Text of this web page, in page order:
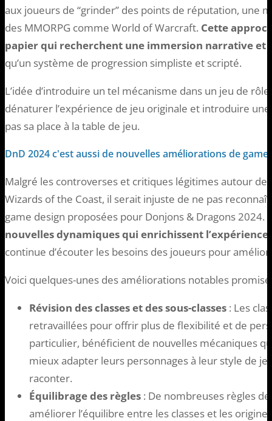
aux joueurs de “grinder” des points de réputation, une
des MMORPG comme World of Warcraft. Cette
papier qui recherchent une immersion narrative et
qu’un système de progression simpliste et scripté.
L’idée d’introduire un tel mécanisme dans un jeu de
dénaturer l’expérience de jeu originale et introduire
pas sa place à la table de jeu.
DnD 2024 c'est aussi de nouvelles améliorations de game
Malgré les controverses et critiques légitimes autour
Wizards of the Coast, il serait injuste de ne pas
game design proposées pour Donjons & Dragons 2024.
nouvelles dynamiques qui enrichissent l’expérience
continue d’écouter les besoins des joueurs pour
Voici quelques-unes des améliorations notables
Révision des classes et des sous-classes : Les
retravaillées pour offrir plus de flexibilité et de
particulier, bénéficient de nouvelles mécaniques
mieux adapter leurs personnages à leur style de
raconter.
Équilibrage des règles : De nombreuses règles
améliorer l’équilibre entre les classes et les